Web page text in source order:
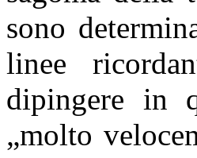
sono
linee
dipingere in
„molto